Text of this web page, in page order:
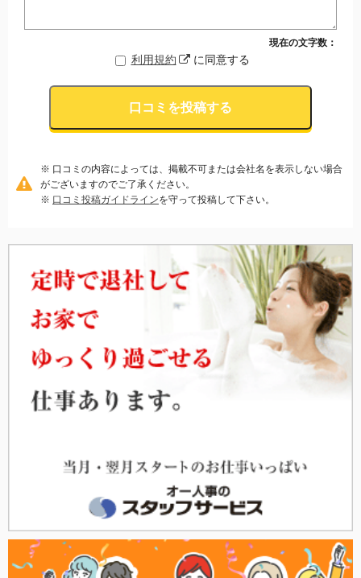
現在の文字数：
利用規約 に同意する
口コミを投稿する
※ 口コミの内容によっては、掲載不可または会社名を表示しない場合
がございますのでご了承ください。
※ 口コミ投稿ガイドラインを守って投稿して下さい。